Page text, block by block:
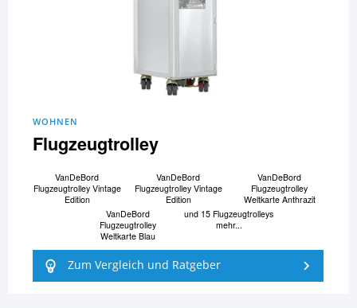
WOHNEN
Flugzeugtrolley
VanDeBord
Flugzeugtrolley Vintage
Edition
VanDeBord
Flugzeugtrolley Vintage
Edition
VanDeBord
Flugzeugtrolley
Weltkarte Anthrazit
VanDeBord
Flugzeugtrolley
Weltkarte Blau
und 15 Flugzeugtrolleys
mehr...
Zum Vergleich und Ratgeber